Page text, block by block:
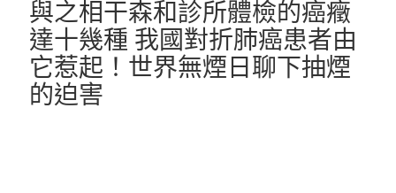
與之相干森和診所體檢的癌癥
達十幾種 我國對折肺癌患者由
它惹起！世界無煙日聊下抽煙
的迫害